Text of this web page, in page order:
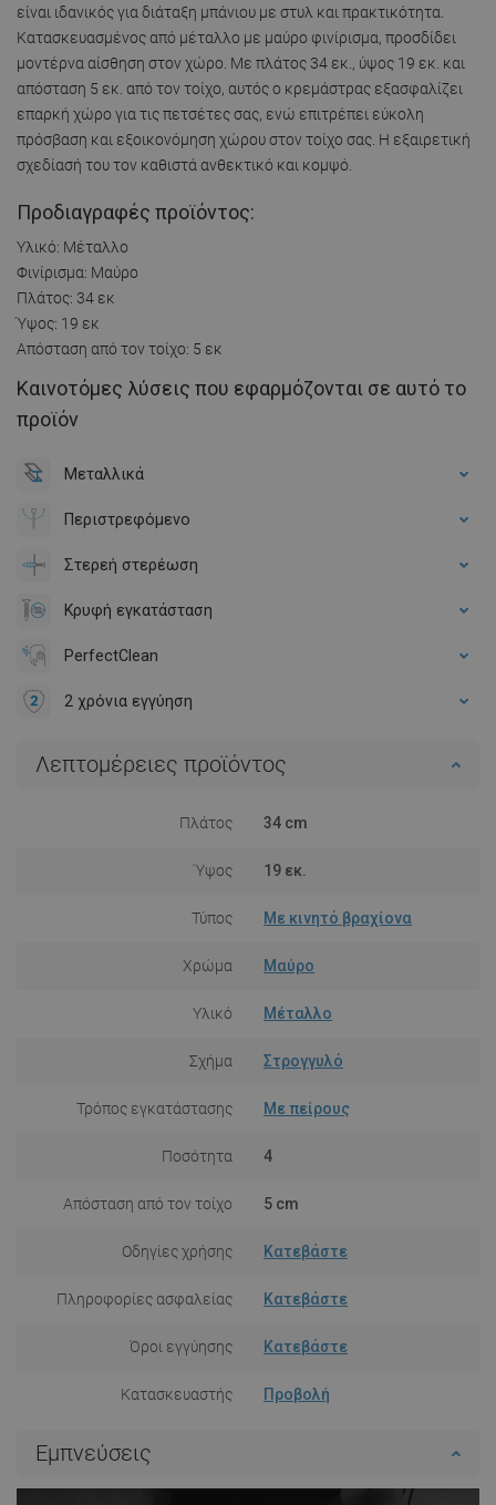
είναι ιδανικός για διάταξη μπάνιου με στυλ και πρακτικότητα.
Κατασκευασμένος από μέταλλο με μαύρο φινίρισμα, προσδίδει
μοντέρνα αίσθηση στον χώρο. Με πλάτος 34 εκ., ύψος 19 εκ. και
απόσταση 5 εκ. από τον τοίχο, αυτός ο κρεμάστρας εξασφαλίζει
επαρκή χώρο για τις πετσέτες σας, ενώ επιτρέπει εύκολη
πρόσβαση και εξοικονόμηση χώρου στον τοίχο σας. Η εξαιρετική
σχεδίασή του τον καθιστά ανθεκτικό και κομψό.
Προδιαγραφές προϊόντος:
Υλικό: Μέταλλο
Φινίρισμα: Μαύρο
Πλάτος: 34 εκ
Ύψος: 19 εκ
Απόσταση από τον τοίχο: 5 εκ
Καινοτόμες λύσεις που εφαρμόζονται σε αυτό το
προϊόν
Μεταλλικά
Περιστρεφόμενο
Στερεή στερέωση
Κρυφή εγκατάσταση
PerfectClean
2 χρόνια εγγύηση
Λεπτομέρειες προϊόντος
Πλάτος 34 cm
Ύψος 19 εκ.
Τύπος Με κινητό βραχίονα
Χρώμα Μαύρο
Υλικό Μέταλλο
Σχήμα Στρογγυλό
Τρόπος εγκατάστασης Με πείρους
Ποσότητα 4
Απόσταση από τον τοίχο 5 cm
Οδηγίες χρήσης Κατεβάστε
Πληροφορίες ασφαλείας Κατεβάστε
Όροι εγγύησης Κατεβάστε
Κατασκευαστής Προβολή
Εμπνεύσεις